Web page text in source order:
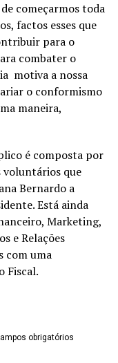
começarmos toda
factos esses que
para o
combater o
motiva a nossa
o conformismo
maneira,
é composta por
voluntários que
Bernardo a
Está ainda
Marketing,
e Relações
com uma
Fiscal.
obrigatórios